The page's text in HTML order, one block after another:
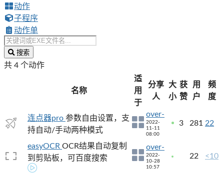
动作
子程序
动作单
搜索
共 4 个动作
名称
适
用
于
分享
人
大
小
获
赞
用
户
频
度
连点器pro 参数自由设置，支
持自动/手动两种模式
over-
2022-
11-11
08:00
3 281 22
easyOCR OCR结果自动复制
到剪贴板，可百度搜索
over-
2022-
10-28
10:57
22 <10